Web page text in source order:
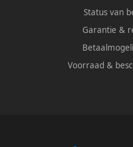
Status van
Garantie &
Voorraad &